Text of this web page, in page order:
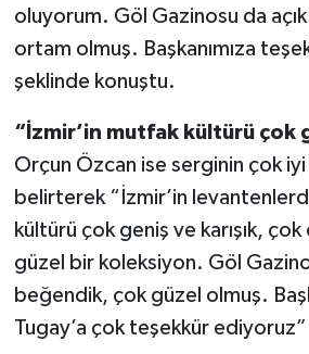
oluyorum. Göl Gazinosu da
ortam olmuş. Başkanımıza
şeklinde konuştu.
“İzmir’in mutfak kültürü çok
Orçun Özcan ise serginin çok
belirterek “İzmir’in
kültürü çok geniş ve karışık,
güzel bir koleksiyon. Göl
beğendik, çok güzel olmuş.
Tugay’a çok teşekkür